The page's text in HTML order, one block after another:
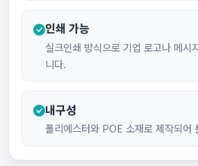
인쇄 가능
실크인쇄 방식으로 기업 로고나 메시
니다.
내구성
폴리에스터와 POE 소재로 제작되어